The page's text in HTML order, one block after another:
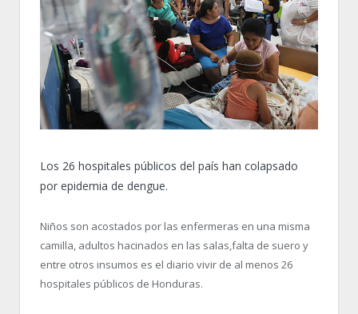
Los 26 hospitales públicos del país han colapsado
por epidemia de dengue.
Niños son acostados por las enfermeras en una misma
camilla, adultos hacinados en las salas,falta de suero y
entre otros insumos es el diario vivir de al menos 26
hospitales públicos de Honduras.